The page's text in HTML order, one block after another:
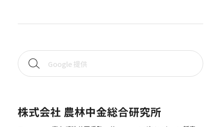
株式会社 農林中金総合研究所